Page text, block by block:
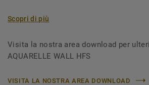
Scopri di più
Visita la nostra area download per
AQUARELLE WALL HFS
VISITA LA NOSTRA AREA DOWNLOAD